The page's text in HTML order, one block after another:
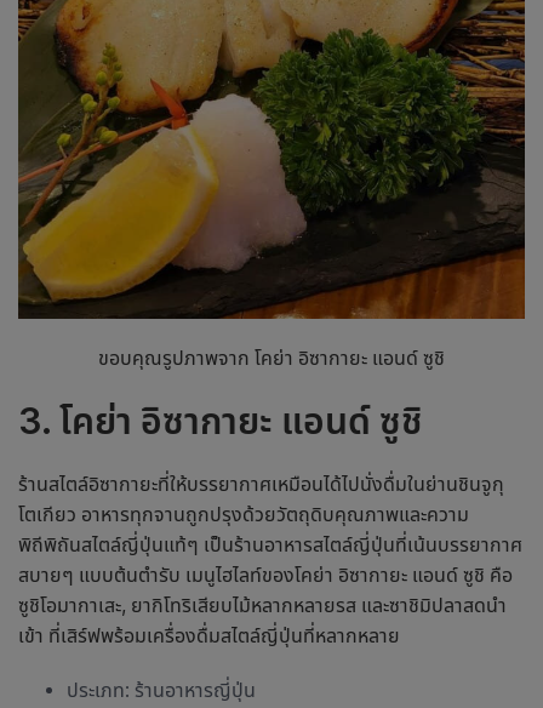
ขอบคุณรูปภาพจาก โคย่า อิซากายะ แอนด์ ซูชิ
3. โคย่า อิซากายะ แอนด์ ซูชิ
ร้านสไตล์อิซากายะที่ให้บรรยากาศเหมือนได้ไปนั่งดื่มในย่านชินจูกุ
โตเกียว อาหารทุกจานถูกปรุงด้วยวัตถุดิบคุณภาพและความ
พิถีพิถันสไตล์ญี่ปุ่นแท้ๆ เป็นร้านอาหารสไตล์ญี่ปุ่นที่เน้นบรรยากาศ
สบายๆ แบบต้นตำรับ เมนูไฮไลท์ของโคย่า อิซากายะ แอนด์ ซูชิ คือ
ซูชิโอมากาเสะ, ยากิโทริเสียบไม้หลากหลายรส และซาชิมิปลาสดนำ
เข้า ที่เสิร์ฟพร้อมเครื่องดื่มสไตล์ญี่ปุ่นที่หลากหลาย
ประเภท: ร้านอาหารญี่ปุ่น